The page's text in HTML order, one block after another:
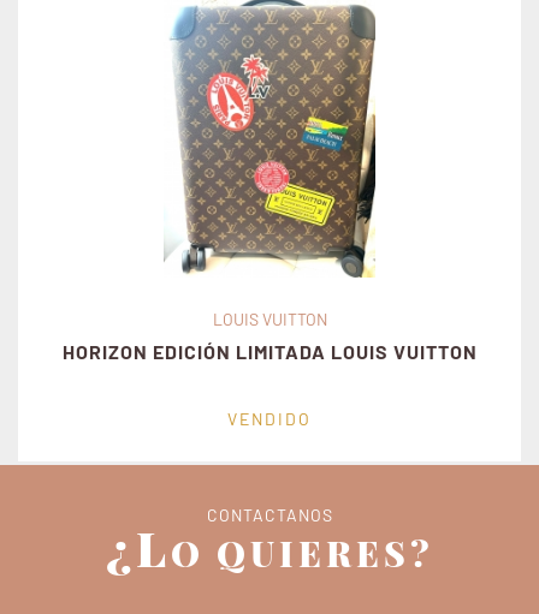
LOUIS VUITTON
HORIZON EDICIÓN LIMITADA LOUIS VUITTON
VENDIDO
CONTACTANOS
¿LO QUIERES?